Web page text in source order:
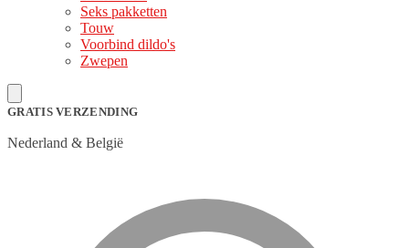
Seks pakketten
Touw
Voorbind dildo's
Zwepen
GRATIS VERZENDING
Nederland & België